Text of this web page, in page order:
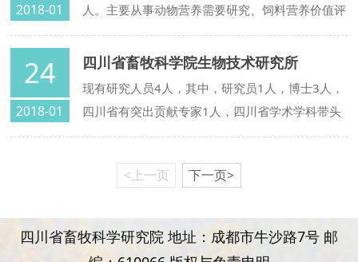
2018-01
人。主要从事动物营养需要研究、饲料营养价值评
定、优质畜产品营养调控技术研究、饲料和饲料添
加剂有效性试验、安全高效饲料配制技术研发、节
粮降耗地源性饲料资源开发、生猪无抗高效与降本
增效养值技术开发以及畜禽安全高效养殖技术培训
24
2018-01
四川省畜牧科学院生物技术研究所
现有研究人员4人，其中，研究员1人，博士3人，
四川省有突出贡献专家1人，四川省学术学科带头
人后备人选2人。主要从事畜牧兽医生物技术与产
品质量检测工作。
<上一页 下一页>
四川省畜牧科学研究院 地址：成都市牛沙路7号 邮